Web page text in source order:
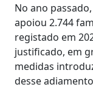
No ano
apoiou 2.744
registado em
justificado, em
medidas
desse